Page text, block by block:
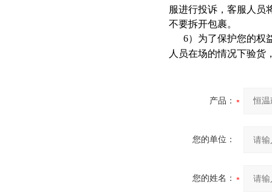
服进行投诉，客服人员
不要拆开包裹。
6）为了保护您的权
人员在场的情况下验货
产品：
您的单位：
您的姓名：